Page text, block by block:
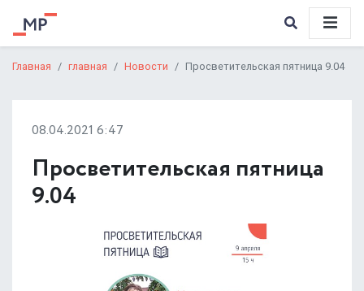
Главная главная Новости Просветительская пятница 9.04
08.04.2021 6:47
Просветительская пятница
9.04